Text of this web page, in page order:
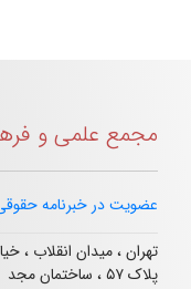
مجمع علمی و
عضویت در خبرنامه
تهران ، میدان انقلاب ،
پلاک ۵۷ ، ساختمان مجد